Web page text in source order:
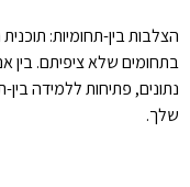
הצלבות בין-תחומיות:
בתחומים שלא ציפיתם. בין
נתונים, פתיחות ללמידה
שלך.